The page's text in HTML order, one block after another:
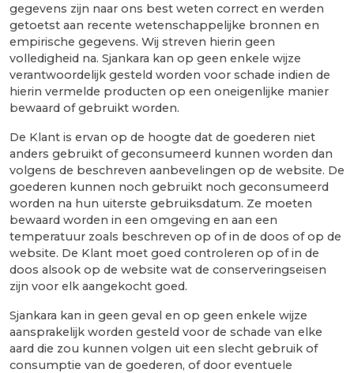
gegevens zijn naar ons best weten correct en werden
getoetst aan recente wetenschappelijke bronnen en
empirische gegevens. Wij streven hierin geen
volledigheid na. Sjankara kan op geen enkele wijze
verantwoordelijk gesteld worden voor schade indien de
hierin vermelde producten op een oneigenlijke manier
bewaard of gebruikt worden.
De Klant is ervan op de hoogte dat de goederen niet
anders gebruikt of geconsumeerd kunnen worden dan
volgens de beschreven aanbevelingen op de website. De
goederen kunnen noch gebruikt noch geconsumeerd
worden na hun uiterste gebruiksdatum. Ze moeten
bewaard worden in een omgeving en aan een
temperatuur zoals beschreven op of in de doos of op de
website. De Klant moet goed controleren op of in de
doos alsook op de website wat de conserveringseisen
zijn voor elk aangekocht goed.
Sjankara kan in geen geval en op geen enkele wijze
aansprakelijk worden gesteld voor de schade van elke
aard die zou kunnen volgen uit een slecht gebruik of
consumptie van de goederen, of door eventuele